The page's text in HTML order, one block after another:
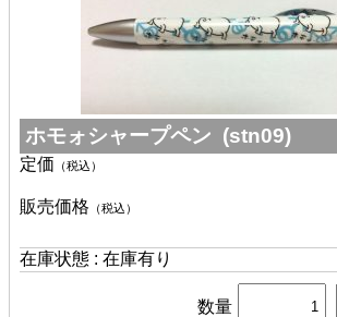
ホモォシャープペン (stn09)
定価 （税込）
販売価格 （税込）
在庫状態 : 在庫有り
数量